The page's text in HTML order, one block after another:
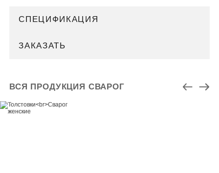
СПЕЦИФИКАЦИЯ
ЗАКАЗАТЬ
ВСЯ ПРОДУКЦИЯ СВАРОГ